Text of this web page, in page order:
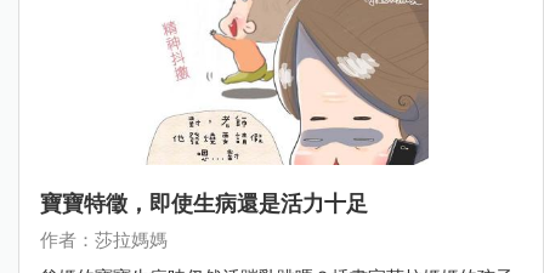
寶寶特徵，即使生病還是活力十足
作者：莎拉媽媽